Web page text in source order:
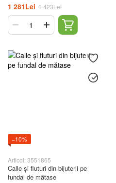
1 281Lei 1 423Lei
−10%
Articol: 3551865
Calle și fluturi din bijuterii pe
fundal de mătase